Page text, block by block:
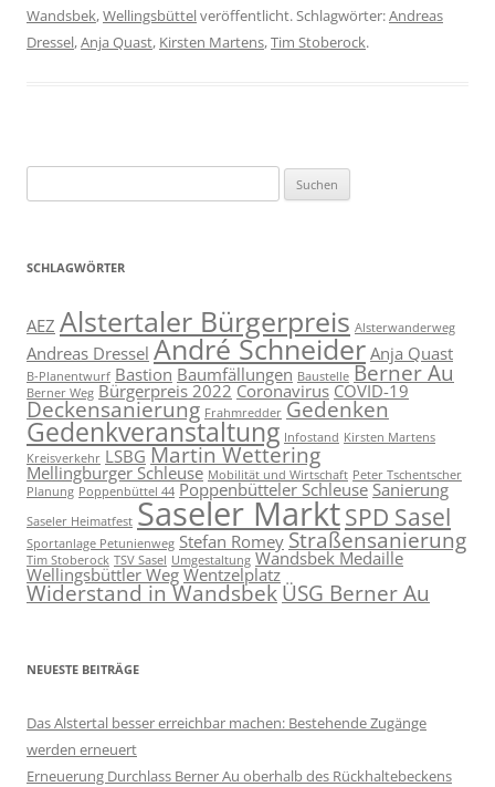
Wandsbek,Wellingsbüttelveröffentlicht. Schlagwörter:Andreas
Dressel,Anja Quast, Kirsten Martens,Tim Stoberock.
nach:
SCHLAGWÖRTER
AEZ Alstertaler Bürgerpreis Alsterwanderweg
Andreas Dressel André SchneiderAnja Quast
B-Planentwurf Bastion Baumfällungen Baustelle Berner Au
Berner Weg Bürgerpreis 2022CoronavirusCOVID-19
Deckensanierung Frahmredder Gedenken
Gedenkveranstaltung Infostand Kirsten Martens
Kreisverkehr LSBG Martin Wettering
Mellingburger Schleuse Mobilität und Wirtschaft Peter Tschentscher
Planung Poppenbüttel 44 Poppenbütteler SchleuseSanierung
Saseler Heimatfest Saseler MarktSPD Sasel
Sportanlage Petunienweg Stefan RomeyStraßensanierung
Tim Stoberock TSV Sasel Umgestaltung Wandsbek Medaille
Wellingsbüttler WegWentzelplatz
Widerstand in Wandsbek ÜSG Berner Au
NEUESTE BEITRÄGE
Das Alstertal besser erreichbar machen: Bestehende Zugänge
werden erneuert
Erneuerung Durchlass Berner Au oberhalb des Rückhalte­beckens